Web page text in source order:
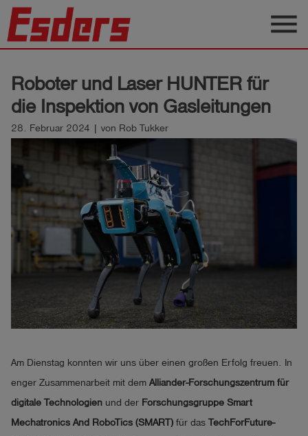
Wissen
Karriere
Kontakt
Deutsch
shield Registrierung
menu
Roboter und Laser HUNTER für
die Inspektion von Gasleitungen
28. Februar 2024 | von Rob Tukker
Am Dienstag konnten wir uns über einen großen Erfolg freuen. In
enger Zusammenarbeit mit dem Alliander-Forschungszentrum für
digitale Technologien und der Forschungsgruppe Smart
Mechatronics And RoboTics (SMART) für das TechForFuture-